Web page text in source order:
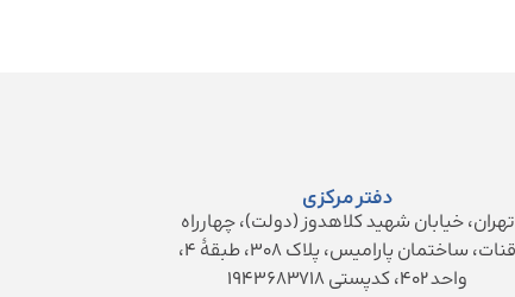
دفتر مرکزی
تهران، خیابان شهید کلاهدوز (دولت)، چهارراه
قنات، ساختمان پارامیس، پلاک ۳۰۸، طبقهٔ ۴،
واحد ۴۰۲، کدپستی ۱۹۴۳۶۸۳۷۱۸